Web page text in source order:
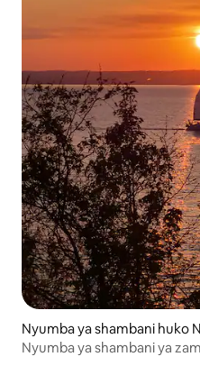
Nyumba ya shambani huko
Nyumba ya shambani ya